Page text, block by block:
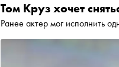
Том Круз хочет
Ранее актер мог исполнить